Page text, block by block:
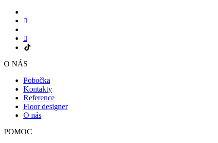
O NÁS
Pobočka
Kontakty
Reference
Floor designer
O nás
POMOC